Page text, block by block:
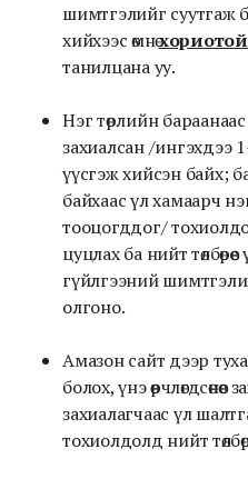
шимтгэлийг суутгаж
хийхээс өмнө
танилцана уу.
Нэг төрлийн
захиалсан /ингэхдээ
үүсгэж хийсэн байх;
байхаас үл хамаарч
тооцогддог/
цуцлах ба нийт
гүйлгээний
олгоно.
Амазон сайт дээр
болох, үнэ
захиалагчаас үл
тохиолдолд нийт